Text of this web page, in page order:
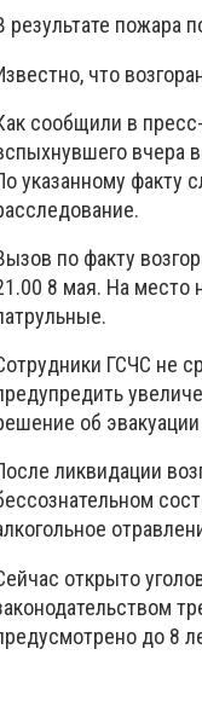
результате пожара
что
сообщили в
вчера
указанному факту
по факту
8 мая. На место
ГСЧС не
об
ликвидации
открыто
до 8